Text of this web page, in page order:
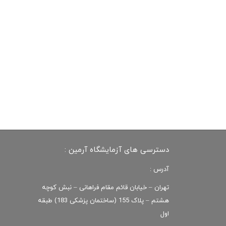
دسترسی های آزمایشگاه آرمین :
آدرس :
تهران – خیابان قائم مقام فراهانی – نبش کوچه
هشتم – پلاک 155 (ساختمان پزشکی 183) طبقه
اول